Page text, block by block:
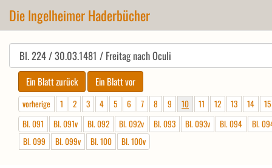
Die Ingelheimer Haderbücher
vorherige 1 2 3 4 5 6 7 8 9 10 11 12 13 14
15
Bl. 091
Bl. 091v Bl. 092 Bl. 092v Bl. 093 Bl. 093v Bl. 094
Bl.
Bl. 099
Bl. 099v Bl. 100 Bl. 100v